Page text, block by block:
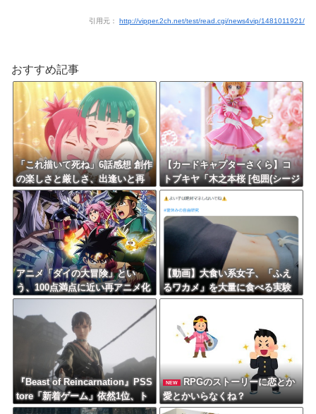
引用元： http://vipper.2ch.net/test/read.cgi/news4vip/1481011921/
おすすめ記事
「これ描いて死ね」6話感想 創作
の楽しさと厳しさ、出逢いと再
会。コミティア閉会まで面白い
初のサークル参加！！
【カードキャプターさくら】コ
トブキヤ「木之本桜 [包囲(シージ
ュ)]コスチュームVer.」フィギュ
ア【彩色原型公開】
アニメ「ダイの大冒険」とい
う、100点満点に近い再アニメ化
作品ｗｗｗｗ
【動画】大食い系女子、「ふえ
るワカメ」を大量に食べる実験
をした結果ｗｗｗｗ
『Beast of Reincarnation』PSS
tore「新着ゲーム」依然1位、ト
ロフィー状況からクリア率やな
NEW
RPGのストーリーに恋とか
愛とかいらなくね？